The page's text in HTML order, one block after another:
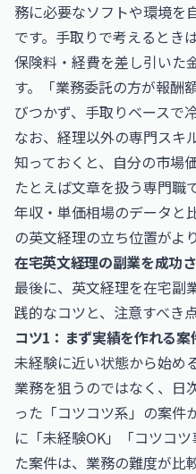
務に必要なソフトや環境を
です。手取りで考えるとき
保険料・経費を差し引いた
す。「業務委託の方が報酬
びつかず、手取りベースで
なお、経理以外の専門スキ
知っておくと、自分の市場
たとえば文章を扱う専門職
年収・単価相場のデータと
の英文経理の立ち位置がよ
在宅英文経理の副業を成功
最後に、英文経理を在宅副
践的なコツと、注意すべき
コツ1：まず実績を作れる案
未経験に近い状態から始め
業務を狙うのではなく、日
った「コツコツ系」の案件
に「未経験OK」「コツコ
た案件は、業務の難度が比